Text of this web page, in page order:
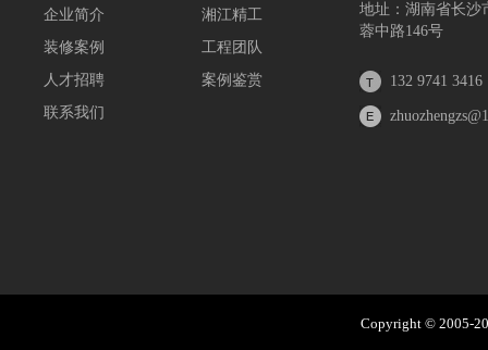
企业简介
装修案例
人才招聘
联系我们
湘江精工
工程团队
案例鉴赏
地址：湖南省长沙
蓉中路146号
132 9741 3416
Copyright © 2005-